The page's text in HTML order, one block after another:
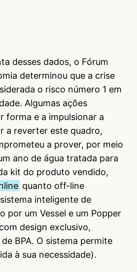
desses dados, o Fórum
determinou que a crise
o risco número 1 em
Algumas ações
forma e a impulsionar a
a reverter este quadro,
a prover, por meio
ano de água tratada para
kit do produto vendido,
quanto off-line
inteligente de
por um Vessel e um Popper
design exclusivo,
BPA. O sistema permite
à sua necessidade).